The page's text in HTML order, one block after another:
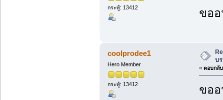
กระทู้: 13412 ขอ
coolprodee1
Hero Member
กระทู้: 13412
บ
« ตอบกลั
ขอ